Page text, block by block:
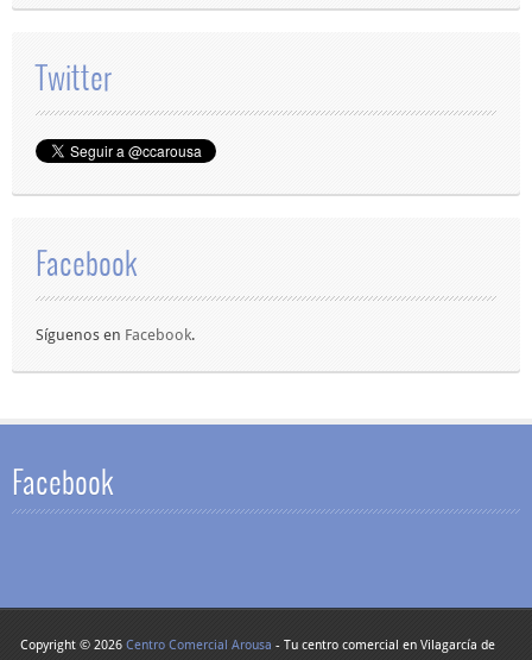
Twitter
Facebook
Síguenos en Facebook.
Facebook
Copyright © 2026 Centro Comercial Arousa - Tu centro comercial en Vilagarcía de